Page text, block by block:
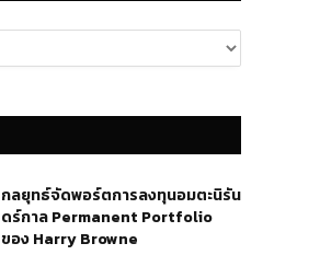
กลยุทธ์​จัดพอร์ตการลงทุนอมตะนิรัน
ดร์กาล Permanent Portfolio
ของ Harry Browne